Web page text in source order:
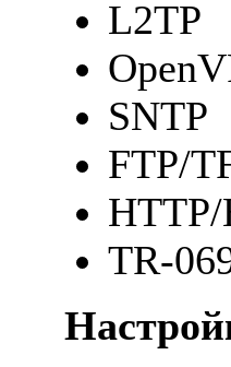
L2TP
SNTP
FTP/
TR-